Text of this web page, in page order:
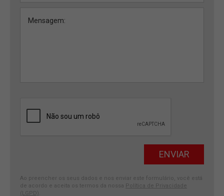
Ao preencher os seus dados e nos enviar este formulário, você está
de acordo e aceita os termos da nossa Política de Privacidade
(LGPD)